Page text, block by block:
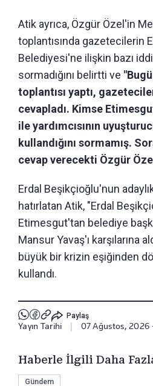
Atik ayrıca, Özgür Özel'in
toplantısında gazetecilerin
Belediyesi'ne ilişkin bazı
sormadığını belirtti ve
toplantısı yaptı,
cevapladı. Kimse
ile yardımcısının
kullandığını sormamış.
cevap verecekti Özgür
Erdal Beşikçioğlu'nun
hatırlatan Atik, "Erdal
Etimesgut'tan belediye
Mansur Yavaş'ı karşılarına
büyük bir krizin eşiğinden
kullandı.
Paylaş
Yayın Tarihi 07 Ağustos,
Haberle İlgili Daha
Gündem